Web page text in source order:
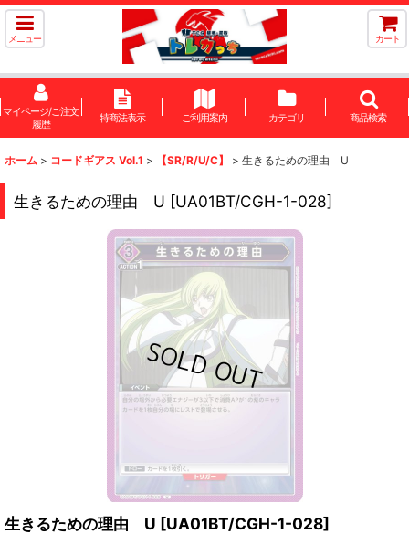
メニュー カート
マイページ/ご注文
履歴
特商法表示 ご利用案内 カテゴリ 商品検索
ホーム > コードギアス Vol.1 > 【SR/R/U/C】 > 生きるための理由 U
生きるための理由 U [UA01BT/CGH-1-028]
生きるための理由 U [UA01BT/CGH-1-028]